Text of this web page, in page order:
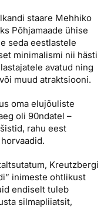
staare Mehhiko
Põhjamaade ühise
seda eestlastele
minimalismi nii hästi
avatud ning
muud atraktsiooni.
oma elujõuliste
oli 90ndatel –
rahu eest
Kreutzbergi
inimeste ohtlikust
endiselt tuleb
silmapliiatsit,